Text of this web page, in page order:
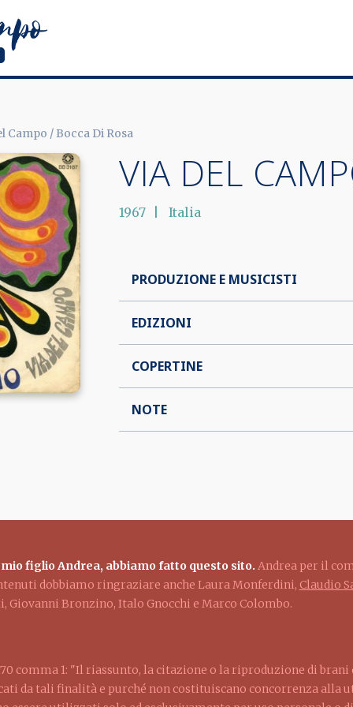
Campo / Bocca Di Rosa
VIA DEL
1967 Italia
PRODUZIONE E MUSICISTI
EDIZIONI
COPERTINE
NOTE
figlio Andrea, abbiamo fatto questo sito. Andrea per il
dobbiamo ringraziare anche Laura Monferdini, Claudio
Giovanni Bronzino, Italo Gnocchi e Marco Colombo.
70 comma 1: "Il riassunto, la citazione o la riproduzione di
da tali finalità e purché non costituiscano concorrenza alla